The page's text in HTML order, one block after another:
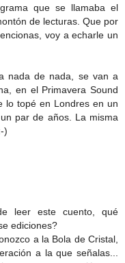
que se llamaba el
de lecturas. Que por
voy a echarle un
nada de nada, se van a
en el Primavera Sound
lo topé en Londres en un
par de años. La misma
)
leer este cuento, qué
ediciones?
a la Bola de Cristal,
a la que señalas...